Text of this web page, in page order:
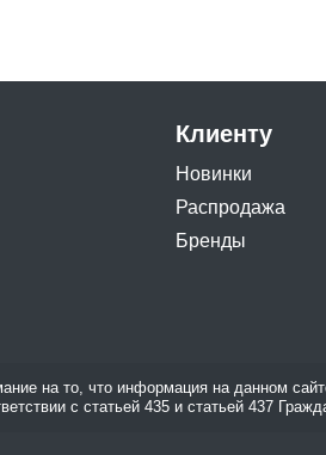
Клиенту
Новинки
Распродажа
Бренды
на то, что информация на данном
с статьей 435 и статьей 437